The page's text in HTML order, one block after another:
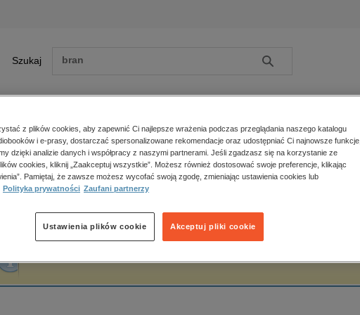
Szukaj Szukaj
Zobacz wszystkie E-prasa
polityka, społeczno-informacyjne
psychologiczne
popularno-naukowe
historia
główna Monika Nowogrodzka null
Nowogrodzka null
z plików cookies, aby zapewnić Ci najlepsze wrażenia podczas przeglądania naszego katalogu
i e-prasy, dostarczać spersonalizowane rekomendacje oraz udostępniać Ci najnowsze funkcje,
dzięki analizie danych i współpracy z naszymi partnerami. Jeśli zgadzasz się na korzystanie ze
cookies, kliknij „Zaakceptuj wszystkie”. Możesz również dostosować swoje preferencje, klikając
Pamiętaj, że zawsze możesz wycofać swoją zgodę, zmieniając ustawienia cookies lub
Polityka prywatności Zaufani partnerzy
Akceptuj pliki cookie
Ustawienia plików cookie